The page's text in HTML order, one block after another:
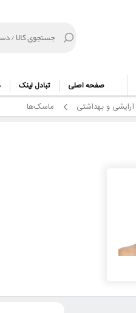
صفحه اصلی تبادل لینک
آرایشی و بهداشتی ماسک‌ها